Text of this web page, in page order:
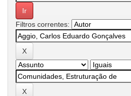
Filtros correntes: